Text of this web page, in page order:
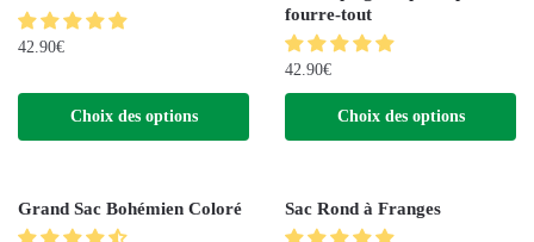
42.90€
Choix des options
fourre-tout
42.90€
Choix des options
Grand Sac Bohémien Coloré Sac Rond à Franges